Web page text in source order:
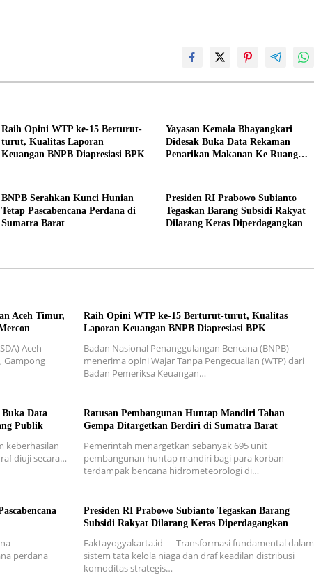
Raih Opini WTP ke-15 Berturut-
turut, Kualitas Laporan
Keuangan BNPB Diapresiasi BPK
Yayasan Kemala Bhayangkari
Didesak Buka Data Rekaman
Penarikan Makanan Ke Ruang
BNPB Serahkan Kunci Hunian
Tetap Pascabencana Perdana di
Sumatra Barat
Presiden RI Prabowo Subianto
Tegaskan Barang Subsidi Rakyat
Dilarang Keras Diperdagangkan
Aceh Timur,
Aceh
Gampong
Raih Opini WTP ke-15 Berturut-turut, Kualitas
Laporan Keuangan BNPB Diapresiasi BPK
Badan Nasional Penanggulangan Bencana (BNPB)
menerima opini Wajar Tanpa Pengecualian (WTP) dari
Badan Pemeriksa Keuangan…
Buka Data
Publik
keberhasilan
diuji secara…
Ratusan Pembangunan Huntap Mandiri Tahan
Gempa Ditargetkan Berdiri di Sumatra Barat
Pemerintah menargetkan sebanyak 695 unit
pembangunan huntap mandiri bagi para korban
terdampak bencana hidrometeorologi di…
perdana
Presiden RI Prabowo Subianto Tegaskan Barang
Subsidi Rakyat Dilarang Keras Diperdagangkan
Faktayogyakarta.id — Transformasi fundamental dalam
sistem tata kelola niaga dan draf keadilan distribusi
komoditas strategis…